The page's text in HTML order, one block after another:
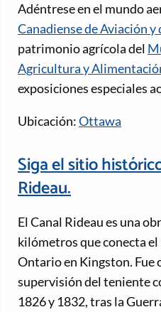
Adéntrese en el mundo
Canadiense de Aviación y
patrimonio agrícola del
Agricultura y
exposiciones especiales
Ubicación:Ottawa
Siga el sitio
Rideau.
El Canal Rideau es una
kilómetros que conecta
Ontario en Kingston. Fue
supervisión del teniente
1826 y 1832, tras la